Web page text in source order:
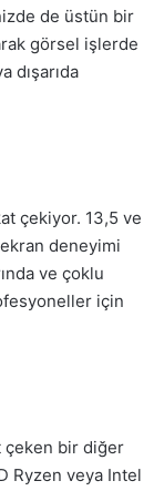
de üstün bir
görsel işlerde
dışarıda
çekiyor. 13,5 ve
deneyimi
ve çoklu
için
çeken bir diğer
Ryzen veya Intel